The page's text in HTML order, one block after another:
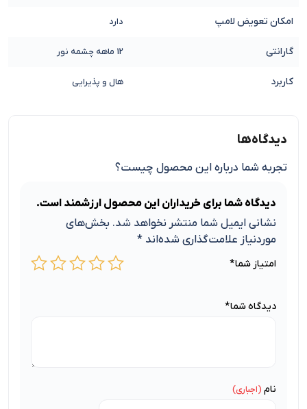
امکان تعویض لامپ دارد
گارانتی 12 ماهه چشمه نور
کاربرد هال و پذیرایی
دیدگاه‌ها
تجربه شما درباره این محصول چیست؟
دیدگاه شما برای خریداران این محصول ارزشمند است.
نشانی ایمیل شما منتشر نخواهد شد. بخش‌های
موردنیاز علامت‌گذاری شده‌اند *
امتیاز شما*
دیدگاه شما*
نام